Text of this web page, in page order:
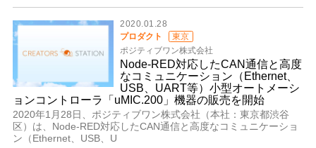
2020.01.28
プロダクト
東京
ポジティブワン株式会社
Node-RED対応したCAN通信と高度
なコミュニケーション（Ethernet、
USB、UART等）小型オートメーシ
ョンコントローラ「uMIC.200」機器の販売を開始
2020年1月28日、ポジティブワン株式会社（本社：東京都渋谷
区）は、Node-RED対応したCAN通信と高度なコミュニケーショ
ン（Ethernet、USB、U